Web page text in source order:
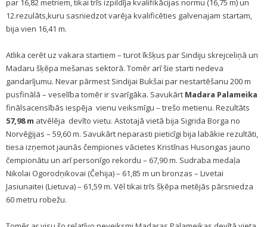
par 16,82 metriem, tikai trīs izpildīja kvalifikācijas normu (16,75 m) un
12.rezulāts,kuru sasniedzot varēja kvalificēties galvenajam startam,
bija vien 16,41 m.
Atlika cerēt uz vakara startiem – turot īkšķus par Sindiju skrejceliņā un
Madaru šķēpa mešanas sektorā. Tomēr arī šie starti nedeva
gandarījumu. Nevar pārmest Sindijai Bukšai par nestartēšanu 200 m
pusfinālā – veselība tomēr ir svarīgāka. Savukārt Madara Palameika
finālsacensībās iespēja vienu veiksmīgu – trešo metienu. Rezultāts
57,98 m atvēlēja devīto vietu. Astotajā vietā bija Sigrida Borga no
Norvēģijas – 59,60 m. Savukārt neparasti pieticīgi bija labākie rezultāti,
tiesa izņemot jaunās čempiones vācietes Kristīnas Husongas jauno
čempionātu un arī personīgo rekordu – 67,90 m. Sudraba medaļa
Nikolai Ogorodņikovai (Čehija) – 61,85 m un bronzas – Livetai
Jasiunaitei (Lietuva) – 61,59 m. Vēl tikai trīs šķēpa metējās pārsniedza
60 metru robežu.